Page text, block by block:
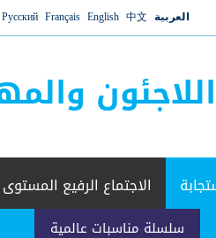
العربية 中文
English
Français
Русский
اللاجئون
سلسلة مناسبات عالمية
الاجتماع الرفيع المستوى